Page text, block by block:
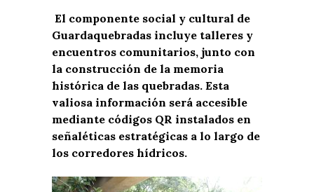
El componente social y cultural de
Guardaquebradas incluye talleres y
encuentros comunitarios, junto con
la construcción de la memoria
histórica de las quebradas. Esta
valiosa información será accesible
mediante códigos QR instalados en
señaléticas estratégicas a lo largo de
los corredores hídricos.